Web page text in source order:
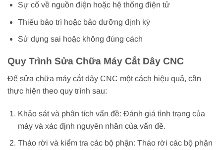
Sự cố về nguồn điện hoặc hệ thống điện tử
Thiếu bảo trì hoặc bảo dưỡng định kỳ
Sử dụng sai hoặc không đúng cách
Quy Trình Sửa Chữa Máy Cắt Dây CNC
Để sửa chữa máy cắt dây CNC một cách hiệu quả, cần
thực hiện theo quy trình sau:
Khảo sát và phân tích vấn đề: Đánh giá tình trạng của
máy và xác định nguyên nhân của vấn đề.
Tháo rời và kiểm tra các bộ phận: Tháo rời các bộ phận